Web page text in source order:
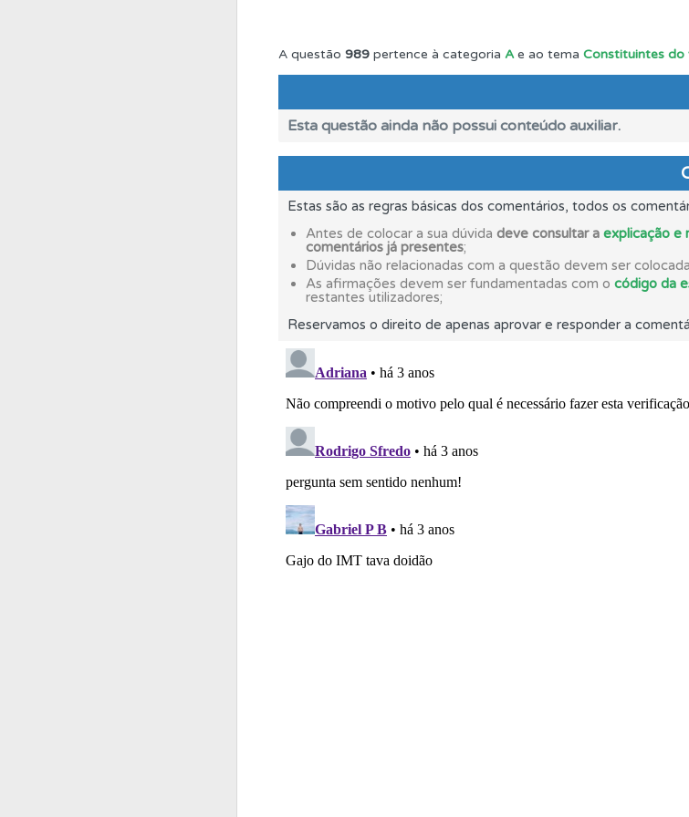
Testes O teste "Difícil" apresenta-lhe as questões mais
O Índice Bom Condutor dá-lhe uma ideia da sua
Biblioteca Consulte a biblioteca para tirar dúvidas e ver
Veja as questões que errou no seu perfil.
Ajuda Consulte a ajuda se tiver dúvidas relacionadas com a
Questões Consulte aqui todas as questões que usamos na
Questões
A questão 989 pertence à categoria Ae ao tema Constituintes do
Esta questão ainda não possui conteúdo auxiliar.
Estas são as regras básicas dos comentários, todos os
Antes de colocar a sua dúvida deve consultar a explicação e
comentários já presentes;
Dúvidas não relacionadas com a questão devem ser
As afirmações devem ser fundamentadas com o código da
restantes utilizadores;
Reservamos o direito de apenas aprovar e responder a